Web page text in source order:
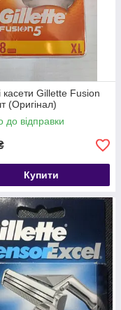
касети Gillette Fusion
(Оригінал)
до відправки
Купити